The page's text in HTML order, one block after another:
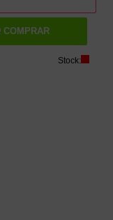
COMPRAR
Stock: